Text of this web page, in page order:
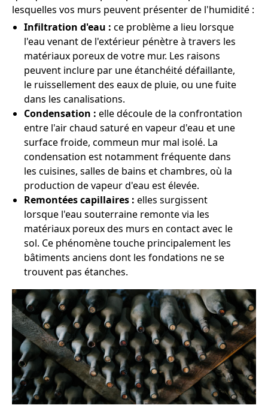
lesquelles vos murs peuvent présenter de l'humidité :
Infiltration d'eau : ce problème a lieu lorsque
l'eau venant de l'extérieur pénètre à travers les
matériaux poreux de votre mur. Les raisons
peuvent inclure par une étanchéité défaillante,
le ruissellement des eaux de pluie, ou une fuite
dans les canalisations.
Condensation : elle découle de la confrontation
entre l'air chaud saturé en vapeur d'eau et une
surface froide, commeun mur mal isolé. La
condensation est notamment fréquente dans
les cuisines, salles de bains et chambres, où la
production de vapeur d'eau est élevée.
Remontées capillaires : elles surgissent
lorsque l'eau souterraine remonte via les
matériaux poreux des murs en contact avec le
sol. Ce phénomène touche principalement les
bâtiments anciens dont les fondations ne se
trouvent pas étanches.